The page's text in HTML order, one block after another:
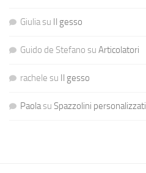
Giuliasu Il gesso
Guido de Stefano su Articolatori
rachele su Il gesso
Paolasu Spazzolini personalizzati